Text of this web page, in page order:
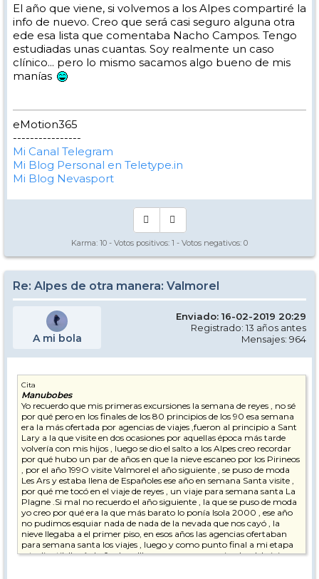
El año que viene, si volvemos a los Alpes compartiré la
info de nuevo. Creo que será casi seguro alguna otra
ede esa lista que comentaba Nacho Campos. Tengo
estudiadas unas cuantas. Soy realmente un caso
clínico... pero lo mismo sacamos algo bueno de mis
manías
eMotion365
----------------
Mi Canal Telegram
Mi Blog Personal en Teletype.in
Mi Blog Nevasport
Karma: 10 - Votos positivos: 1 - Votos negativos: 0
Re: Alpes de otra manera: Valmorel
A mi bola
Enviado: 16-02-2019 20:29
Registrado: 13 años antes
Mensajes: 964
Cita
Manubobes
Yo recuerdo que mis primeras excursiones la semana de reyes , no sé
por qué pero en los finales de los 80 principios de los 90 esa semana
era la más ofertada por agencias de viajes ,fueron al principio a Sant
Lary a la que visite en dos ocasiones por aquellas época más tarde
volvería con mis hijos , luego se dio el salto a los Alpes creo recordar
por qué hubo un par de años en que la nieve escaneo por los Pirineos
, por el año 199O visite Valmorel el año siguiente , se puso de moda
Les Ars y estaba llena de Españoles ese año en semana Santa visite ,
por qué me tocó en el viaje de reyes , un viaje para semana santa La
Plagne .Si mal no recuerdo el año siguiente , la que se puso de moda
yo creo por qué era la que más barato lo ponía Isola 2000 , ese año
no pudimos esquiar nada de nada de la nevada que nos cayó , la
nieve llegaba a el primer piso, en esos años las agencias ofertaban
para semana santa los viajes , luego y como punto final a mi etapa
estudiantil, llegó el año de val'Isere ya como organizador del viaje con